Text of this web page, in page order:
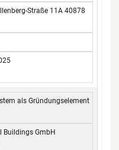
Straße 11A 40878
als Gründungselement
Buildings GmbH